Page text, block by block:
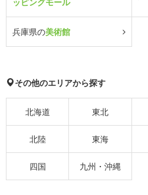
兵庫県の美術館
その他のエリアから探す
北海道 東北
北陸 東海
四国 九州・沖縄